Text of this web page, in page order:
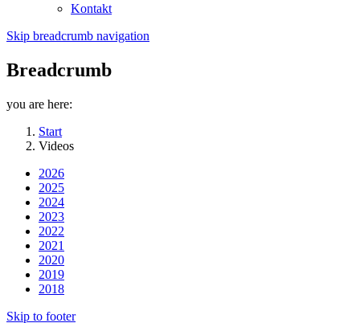
Kontakt
Skip breadcrumb navigation
Breadcrumb
you are here:
Start
Videos
2026
2025
2024
2023
2022
2021
2020
2019
2018
Skip to footer